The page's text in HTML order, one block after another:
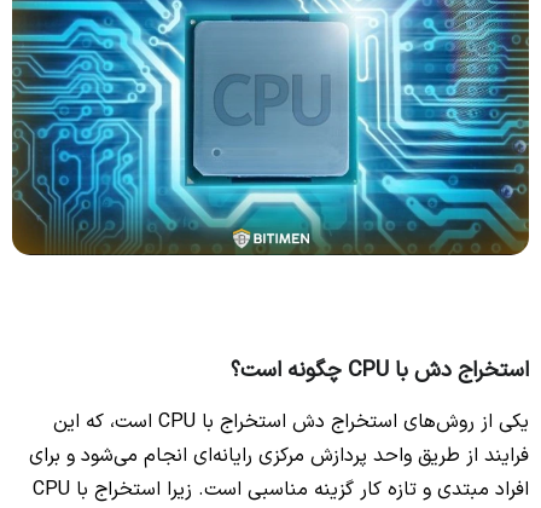
استخراج دش با CPU چگونه است؟
یکی از روش‌های استخراج دش استخراج با CPU است، که این
فرایند از طریق واحد پردازش مرکزی رایانه‌ای انجام می‌شود و برای
افراد مبتدی و تازه کار گزینه مناسبی است. زیرا استخراج با CPU